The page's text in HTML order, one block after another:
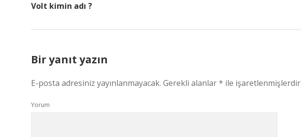
Volt kimin adı ?
Bir yanıt yazın
E-posta adresiniz yayınlanmayacak. Gerekli alanlar* ile işaretlenmişlerdir
Yorum